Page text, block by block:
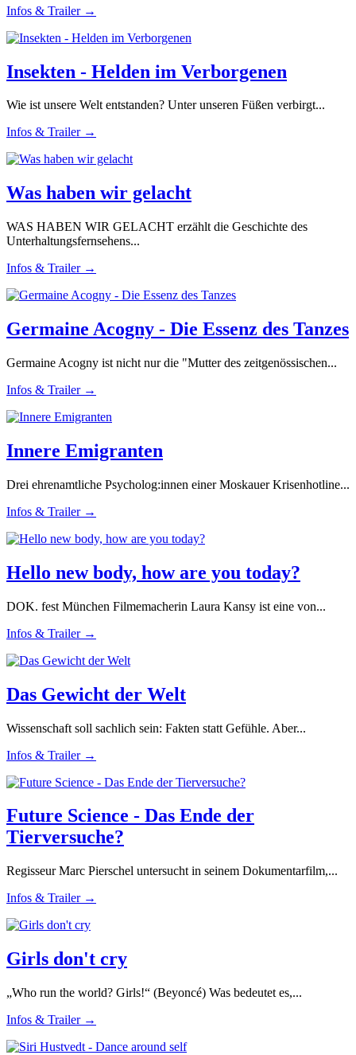
Infos & Trailer →
Insekten - Helden im Verborgenen
Wie ist unsere Welt entstanden? Unter unseren Füßen verbirgt...
Infos & Trailer →
Was haben wir gelacht
WAS HABEN WIR GELACHT erzählt die Geschichte des
Unterhaltungsfernsehens...
Infos & Trailer →
Germaine Acogny - Die Essenz des Tanzes
Germaine Acogny ist nicht nur die "Mutter des zeitgenössischen...
Infos & Trailer →
Innere Emigranten
Drei ehrenamtliche Psycholog:innen einer Moskauer Krisenhotline...
Infos & Trailer →
Hello new body, how are you today?
DOK. fest München Filmemacherin Laura Kansy ist eine von...
Infos & Trailer →
Das Gewicht der Welt
Wissenschaft soll sachlich sein: Fakten statt Gefühle. Aber...
Infos & Trailer →
Future Science - Das Ende der
Tierversuche?
Regisseur Marc Pierschel untersucht in seinem Dokumentarfilm,...
Infos & Trailer →
Girls don't cry
„Who run the world? Girls!“ (Beyoncé) Was bedeutet es,...
Infos & Trailer →